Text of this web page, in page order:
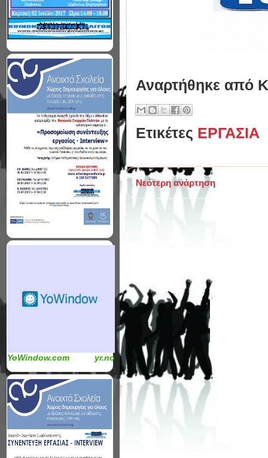
Αναρτήθηκε από
Ετικέτες ΕΡΓΑΣΙΑ
Νεότερη ανάρτηση
YoWindow.com yr.no